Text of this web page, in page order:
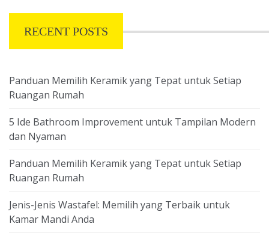
RECENT POSTS
Panduan Memilih Keramik yang Tepat untuk Setiap
Ruangan Rumah
5 Ide Bathroom Improvement untuk Tampilan Modern
dan Nyaman
Panduan Memilih Keramik yang Tepat untuk Setiap
Ruangan Rumah
Jenis-Jenis Wastafel: Memilih yang Terbaik untuk
Kamar Mandi Anda